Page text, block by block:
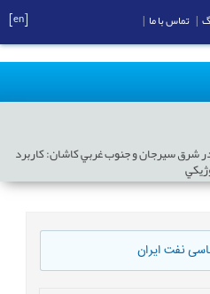
شرق سيرجان و جنوب غربي کاشان: کاربرد
نفت ایران
تماس با ما